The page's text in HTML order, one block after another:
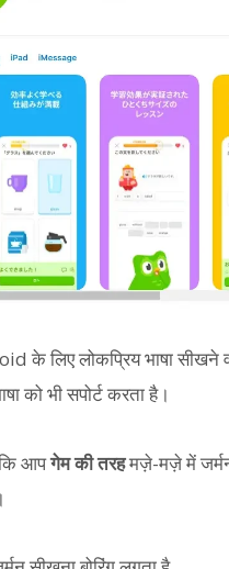
के लिए लोकप्रिय भाषा सीखने
को भी सपोर्ट करता है।
कि आपगेम की तरहमज़े-मज़े में